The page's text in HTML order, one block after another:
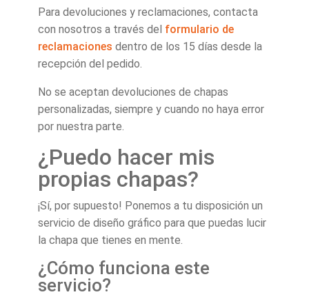
Para devoluciones y reclamaciones, contacta
con nosotros a través del formulario de
reclamaciones dentro de los 15 días desde la
recepción del pedido.
No se aceptan devoluciones de chapas
personalizadas, siempre y cuando no haya error
por nuestra parte.
¿Puedo hacer mis
propias chapas?
¡Sí, por supuesto! Ponemos a tu disposición un
servicio de diseño gráfico para que puedas lucir
la chapa que tienes en mente.
¿Cómo funciona este
servicio?